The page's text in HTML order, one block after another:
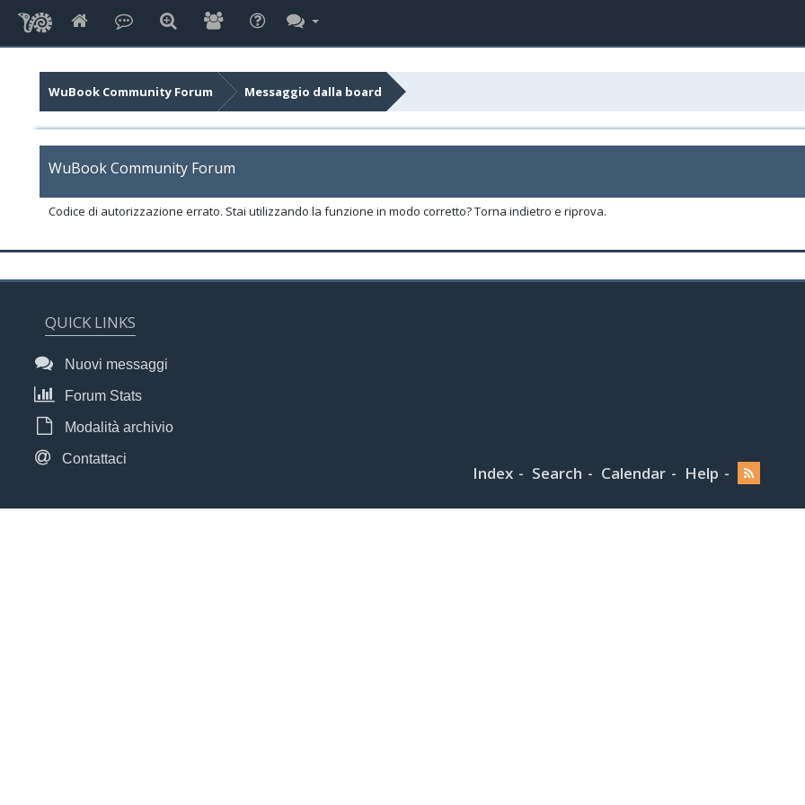
WuBook Community Forum Messaggio dalla board
WuBook Community Forum
Codice di autorizzazione errato. Stai utilizzando la funzione in modo corretto? Torna indietro e riprova.
QUICK LINKS
Nuovi messaggi
Forum Stats
Modalità archivio
Contattaci
Index Search Calendar Help